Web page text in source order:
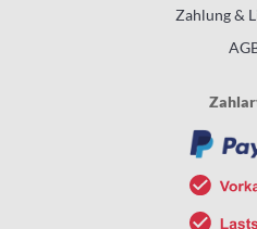
Zahlung &